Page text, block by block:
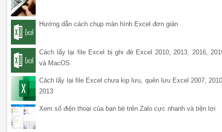
Hướng dẫn cách chụp màn hình Excel đơn giản
Cách lấy lại file Excel bị ghi đè Excel 2010, 2013, 2016,
và MacOS.
Cách lấy lại file Excel chưa kịp lưu, quên lưu Excel 2007,
2013
Xem số điện thoại của bạn bè trên Zalo cực nhanh và tiện lợi